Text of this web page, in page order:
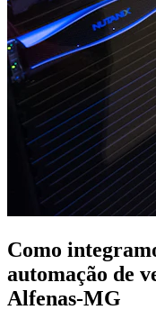
Como
automação de
Alfenas-MG